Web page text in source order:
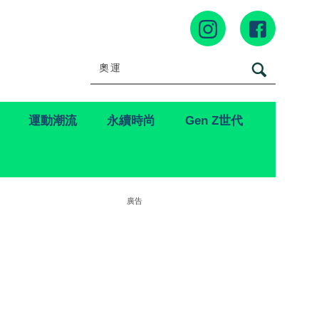
運動潮流 永續時尚 Gen Z世代
廣告